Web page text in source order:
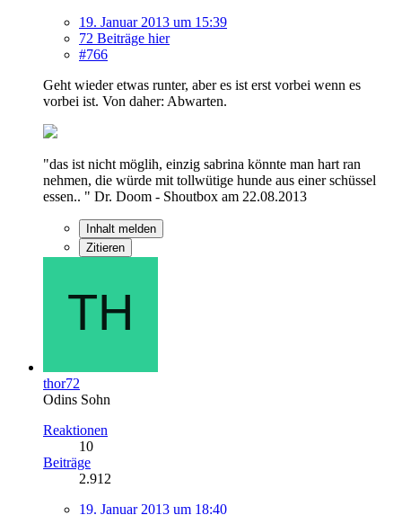
19. Januar 2013 um 15:39
72 Beiträge hier
#766
Geht wieder etwas runter, aber es ist erst vorbei wenn es
vorbei ist. Von daher: Abwarten.
"das ist nicht möglih, einzig sabrina könnte man hart ran
nehmen, die würde mit tollwütige hunde aus einer schüssel
essen.. " Dr. Doom - Shoutbox am 22.08.2013
Inhalt melden
Zitieren
thor72
Odins Sohn
Reaktionen
10
Beiträge
2.912
19. Januar 2013 um 18:40